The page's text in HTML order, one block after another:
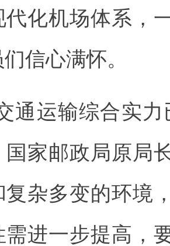
代化机场体系，
信心满怀。
通运输综合实
国家邮政局原局
复杂多变的环境
需进一步提高，